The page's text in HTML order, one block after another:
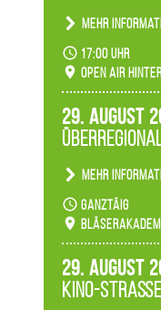
Mehr
Becherlichter,
verwandeln
Märchenwald,
Ambiente gibt
unserer
17:00 Uhr
Open Air
29. August
Mehr
Teilnahme der
ganztäig
29. August
Kino-